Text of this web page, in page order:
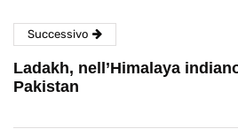
Successivo
Ladakh, nell’Himalaya
Pakistan